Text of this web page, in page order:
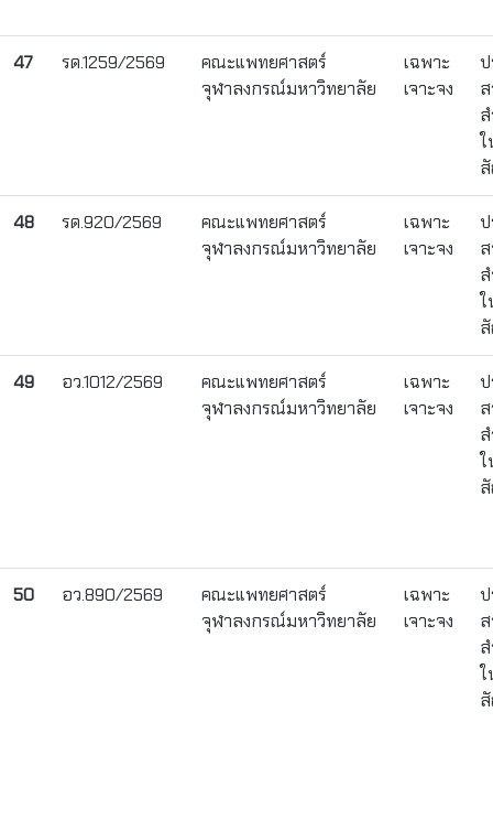
47 รด.1259/2569
คณะแพทยศาสตร์
จุฬาลงกรณ์มหาวิทยาลัย
เฉพาะ
เจาะจง
48 รด.920/2569
คณะแพทยศาสตร์
จุฬาลงกรณ์มหาวิทยาลัย
เฉพาะ
เจาะจง
49 อว.1012/2569
คณะแพทยศาสตร์
จุฬาลงกรณ์มหาวิทยาลัย
เฉพาะ
เจาะจง
50 อว.890/2569
คณะแพทยศาสตร์
จุฬาลงกรณ์มหาวิทยาลัย
เฉพาะ
เจาะจง